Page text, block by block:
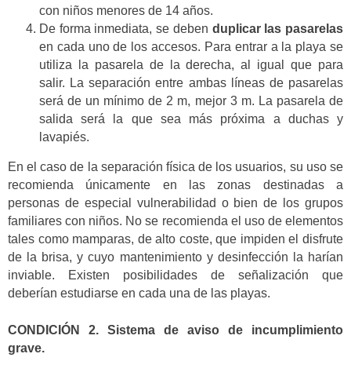
con niños menores de 14 años.
De forma inmediata, se deben duplicar las pasarelas
en cada uno de los accesos. Para entrar a la playa se
utiliza la pasarela de la derecha, al igual que para
salir. La separación entre ambas líneas de pasarelas
será de un mínimo de 2 m, mejor 3 m. La pasarela de
salida será la que sea más próxima a duchas y
lavapiés.
En el caso de la separación física de los usuarios, su uso se
recomienda únicamente en las zonas destinadas a
personas de especial vulnerabilidad o bien de los grupos
familiares con niños. No se recomienda el uso de elementos
tales como mamparas, de alto coste, que impiden el disfrute
de la brisa, y cuyo mantenimiento y desinfección la harían
inviable. Existen posibilidades de señalización que
deberían estudiarse en cada una de las playas.
CONDICIÓN 2. Sistema de aviso de incumplimiento
grave.